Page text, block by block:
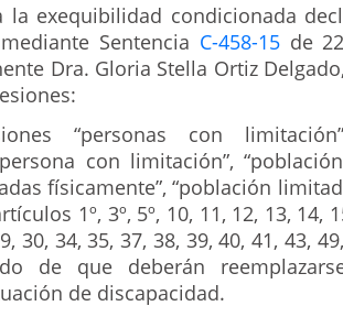
la exequibilidad condicionada
Sentencia C-458-15de
Dra. Gloria Stella Ortiz
“personas con
con limitación”,
físicamente”, “población
1º, 3º, 5º, 10, 11, 12, 13, 14,
30, 34, 35, 37, 38, 39, 40, 41, 43,
de que deberán
de discapacidad.